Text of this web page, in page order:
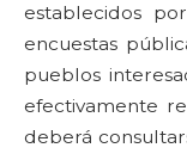
establecidos
encuestas
pueblos
efectivamente
deberá